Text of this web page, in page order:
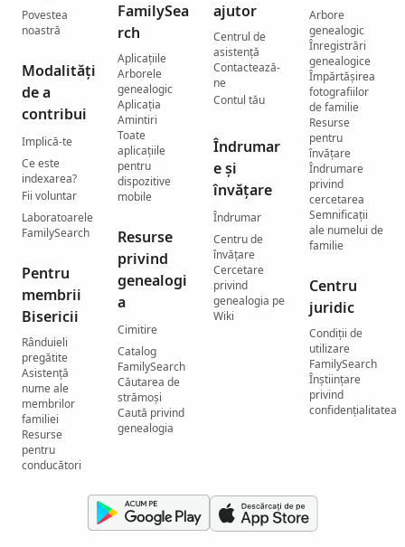
Povestea
noastră
Modalități
de a
contribui
Implică-te
Ce este
indexarea?
Fii voluntar
Laboratoarele
FamilySearch
Pentru
membrii
Bisericii
Rânduieli
pregătite
Asistență
nume ale
membrilor
familiei
Resurse
pentru
conducători
FamilySea
rch
Aplicațiile
Arborele
genealogic
Aplicația
Amintiri
Toate
aplicațiile
pentru
dispozitive
mobile
Resurse
privind
genealogi
a
Cimitire
Catalog
FamilySearch
Căutarea de
strămoși
Caută privind
genealogia
ajutor
Centrul de
asistenţă
Contactează-
ne
Contul tău
Îndrumar
e și
învățare
Îndrumar
Centru de
învățare
Cercetare
privind
genealogia pe
Wiki
Arbore
genealogic
Înregistrări
genealogice
Împărtășirea
fotografiilor
de familie
Resurse
pentru
învățare
Îndrumare
privind
cercetarea
Semnificații
ale numelui de
familie
Centru
juridic
Condiții de
utilizare
FamilySearch
Înștiințare
privind
confidențialitatea